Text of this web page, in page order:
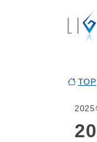
TOP
2025